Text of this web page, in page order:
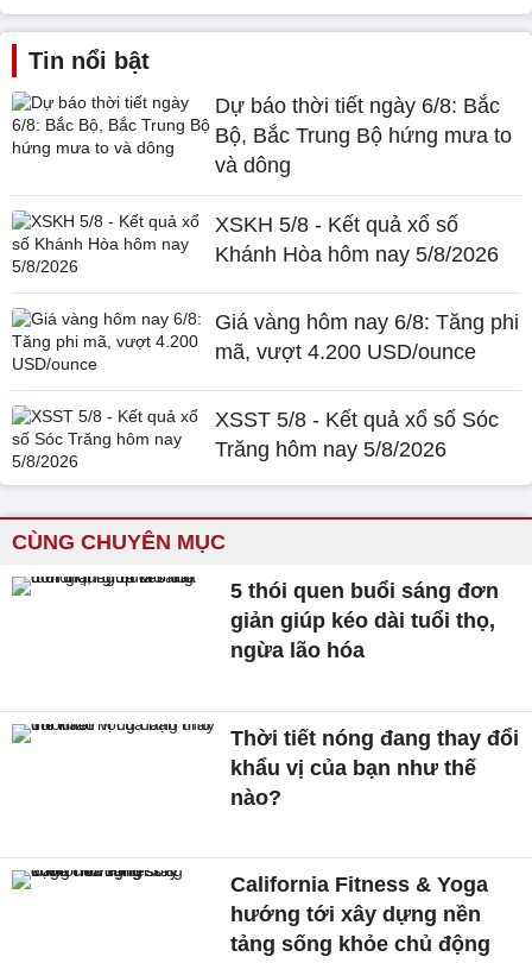
Tin nổi bật
Dự báo thời tiết ngày 6/8: Bắc
Bộ, Bắc Trung Bộ hứng mưa to
và dông
XSKH 5/8 - Kết quả xổ số
Khánh Hòa hôm nay 5/8/2026
Giá vàng hôm nay 6/8: Tăng phi
mã, vượt 4.200 USD/ounce
XSST 5/8 - Kết quả xổ số Sóc
Trăng hôm nay 5/8/2026
CÙNG CHUYÊN MỤC
5 thói quen buổi sáng đơn
giản giúp kéo dài tuổi thọ,
ngừa lão hóa
Thời tiết nóng đang thay đổi
khẩu vị của bạn như thế
nào?
California Fitness & Yoga
hướng tới xây dựng nền
tảng sống khỏe chủ động